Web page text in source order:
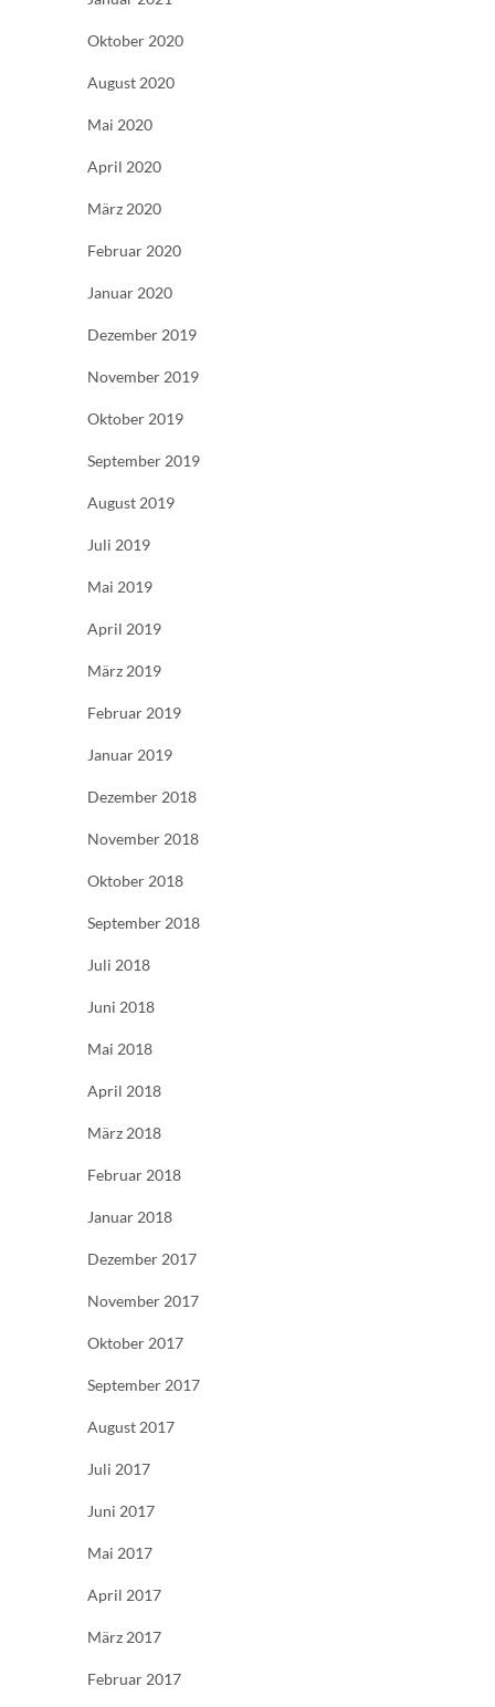
Oktober 2020
August 2020
Mai 2020
April 2020
März 2020
Februar 2020
Januar 2020
Dezember 2019
November 2019
Oktober 2019
September 2019
August 2019
Juli 2019
Mai 2019
April 2019
März 2019
Februar 2019
Januar 2019
Dezember 2018
November 2018
Oktober 2018
September 2018
Juli 2018
Juni 2018
Mai 2018
April 2018
März 2018
Februar 2018
Januar 2018
Dezember 2017
November 2017
Oktober 2017
September 2017
August 2017
Juli 2017
Juni 2017
Mai 2017
April 2017
März 2017
Februar 2017